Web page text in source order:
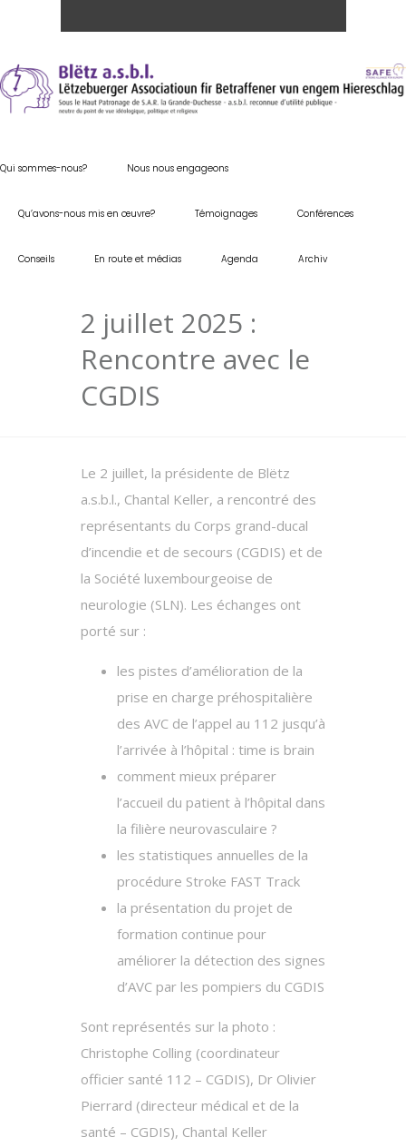
Qui sommes-nous? Nous nous engageons
Qu’avons-nous mis en œuvre? Témoignages Conférences
Conseils En route et médias Agenda Archiv
2 juillet 2025 :
Rencontre avec le
CGDIS
Le 2 juillet, la présidente de Blëtz
a.s.b.l., Chantal Keller, a rencontré des
représentants du Corps grand-ducal
d’incendie et de secours (CGDIS) et de
la Société luxembourgeoise de
neurologie (SLN). Les échanges ont
porté sur :
les pistes d’amélioration de la
prise en charge préhospitalière
des AVC de l’appel au 112 jusqu’à
l’arrivée à l’hôpital : time is brain
comment mieux préparer
l’accueil du patient à l’hôpital dans
la filière neurovasculaire ?
les statistiques annuelles de la
procédure Stroke FAST Track
la présentation du projet de
formation continue pour
améliorer la détection des signes
d’AVC par les pompiers du CGDIS
Sont représentés sur la photo :
Christophe Colling (coordinateur
officier santé 112 – CGDIS), Dr Olivier
Pierrard (directeur médical et de la
santé – CGDIS), Chantal Keller